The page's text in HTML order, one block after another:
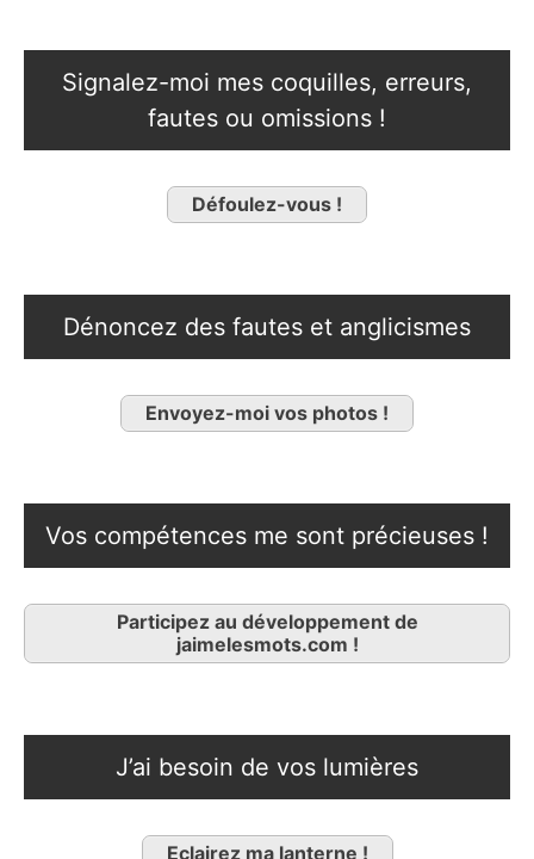
Signalez-moi mes coquilles, erreurs,
fautes ou omissions !
Défoulez-vous !
Dénoncez des fautes et anglicismes
Envoyez-moi vos photos !
Vos compétences me sont précieuses !
Participez au développement de
jaimelesmots.com !
J’ai besoin de vos lumières
Eclairez ma lanterne !